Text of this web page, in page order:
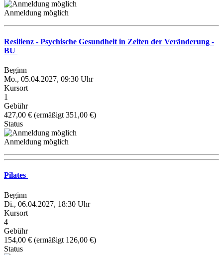
Anmeldung möglich
Resilienz - Psychische Gesundheit in Zeiten der Veränderung -
BU
Beginn
Mo., 05.04.2027, 09:30 Uhr
Kursort
1
Gebühr
427,00 € (ermäßigt 351,00 €)
Status
Anmeldung möglich
Pilates
Beginn
Di., 06.04.2027, 18:30 Uhr
Kursort
4
Gebühr
154,00 € (ermäßigt 126,00 €)
Status